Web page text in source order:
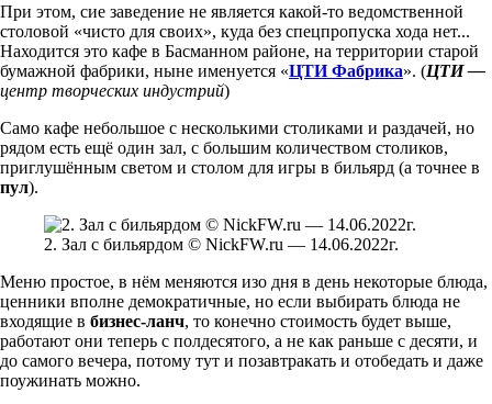
При этом, сие заведение не является какой-то ведомственной
столовой «чисто для своих», куда без спецпропуска хода нет...
Находится это кафе в Басманном районе, на территории старой
бумажной фабрики, ныне именуется «ЦТИ Фабрика». (ЦТИ —
центр творческих индустрий)
Само кафе небольшое с несколькими столиками и раздачей, но
рядом есть ещё один зал, с большим количеством столиков,
приглушённым светом и столом для игры в бильярд (а точнее в
пул).
2. Зал с бильярдом © NickFW.ru — 14.06.2022г.
Меню простое, в нём меняются изо дня в день некоторые блюда,
ценники вполне демократичные, но если выбирать блюда не
входящие в бизнес-ланч, то конечно стоимость будет выше,
работают они теперь с полдесятого, а не как раньше с десяти, и
до самого вечера, потому тут и позавтракать и отобедать и даже
поужинать можно.